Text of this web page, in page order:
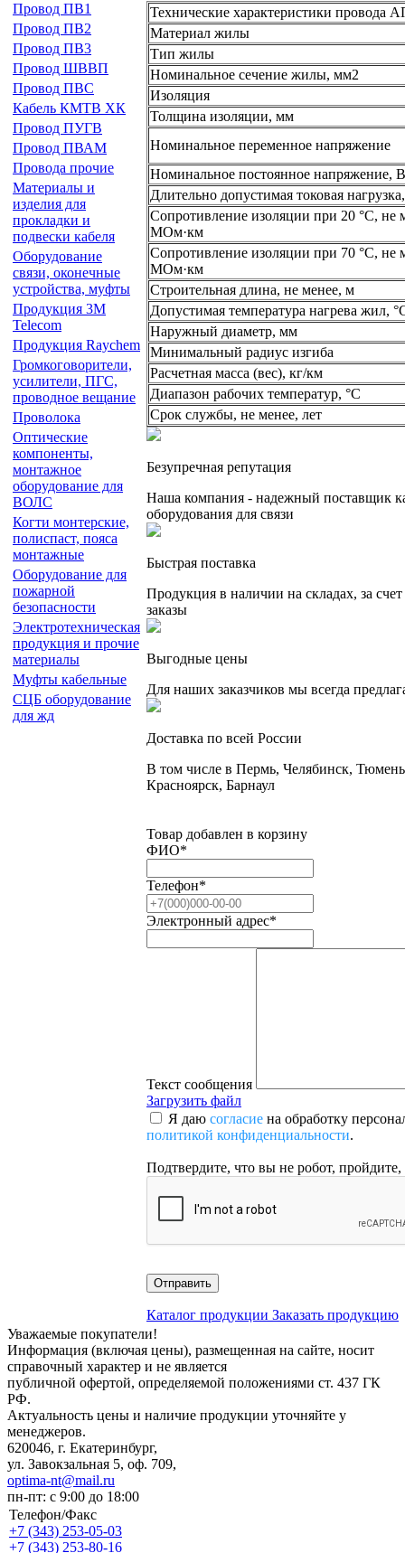
Провод ПВ1
Провод ПВ2
Провод ПВ3
Провод ШВВП
Провод ПВС
Кабель КМТВ ХК
Провод ПУГВ
Провод ПВАМ
Провода прочие
Материалы и
изделия для
прокладки и
подвески кабеля
Оборудование
связи, оконечные
устройства, муфты
Продукция 3М
Telecom
Продукция Raychem
Громкоговорители,
усилители, ПГС,
проводное вещание
Проволока
Оптические
компоненты,
монтажное
оборудование для
ВОЛС
Когти монтерские,
полиспаст, пояса
монтажные
Оборудование для
пожарной
безопасности
Электротехническая
продукция и прочие
материалы
Муфты кабельные
СЦБ оборудование
для жд
Технические характеристики провода
Материал жилы
Тип жилы
Номинальное сечение жилы, мм2
Изоляция
Толщина изоляции, мм
Номинальное переменное напряжение
Номинальное постоянное напряжение, В
Длительно допустимая токовая
Сопротивление изоляции при 20 °С, не
МОм·км
Сопротивление изоляции при 70 °С, не
МОм·км
Строительная длина, не менее, м
Допустимая температура нагрева жил,
Наружный диаметр, мм
Минимальный радиус изгиба
Расчетная масса (вес), кг/км
Диапазон рабочих температур, °C
Срок службы, не менее, лет
Безупречная репутация
Наша компания - надежный поставщик
оборудования для связи
Быстрая поставка
Продукция в наличии на складах, за
заказы
Выгодные цены
Для наших заказчиков мы всегда
Доставка по всей России
В том числе в Пермь, Челябинск,
Красноярск, Барнаул
Товар добавлен в корзину
ФИО*
Телефон*
Электронный адрес*
Текст сообщения
Загрузить файл
Я даю согласие на обработку
политикой конфиденциальности.
Подтвердите, что вы не робот,
Отправить
Каталог продукции Заказать продукцию
Уважаемые покупатели!
Информация (включая цены), размещенная на сайте, носит
справочный характер и не является
публичной офертой, определяемой положениями ст. 437 ГК
РФ.
Актуальность цены и наличие продукции уточняйте у
менеджеров.
620046, г. Екатеринбург,
ул. Завокзальная 5, оф. 709,
optima-nt@mail.ru
пн-пт: с 9:00 до 18:00
Телефон/Факс
+7 (343) 253-05-03
+7 (343) 253-80-16